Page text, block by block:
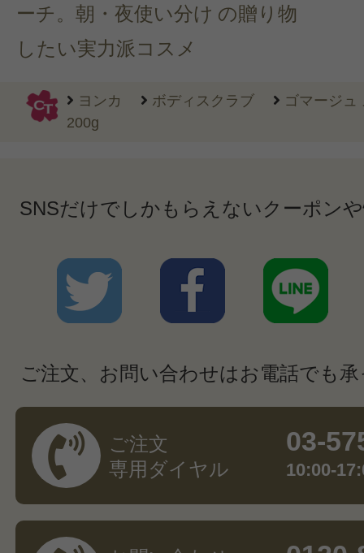
ーチ。朝・夜使い分け
したい実力派コスメ
の贈り物
ヨンカ ボディスクラブ
ゴマージュ
200g
SNSだけでしかもらえないクーポン
ご注文、お問い合わせはお電話でも
ご注文
専用ダイヤル
03-
10:00-